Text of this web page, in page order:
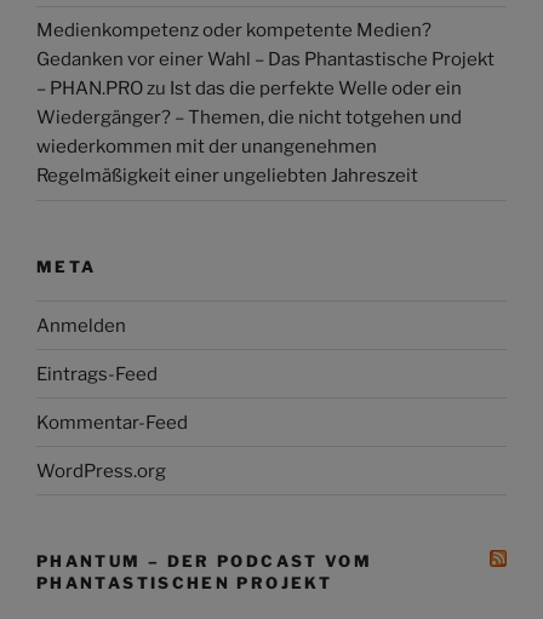
Medienkompetenz oder kompetente Medien?
Gedanken vor einer Wahl – Das Phantastische Projekt
– PHAN.PROzu Ist das die perfekte Welle oder ein
Wiedergänger? – Themen, die nicht totgehen und
wiederkommen mit der unangenehmen
Regelmäßigkeit einer ungeliebten Jahreszeit
META
Anmelden
Eintrags-Feed
Kommentar-Feed
WordPress.org
PHANTUM – DER PODCAST VOM
PHANTASTISCHEN PROJEKT